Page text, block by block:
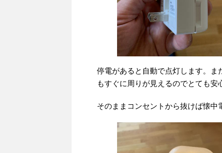
停電があると自動で点灯します。
もすぐに周りが見えるのでとても安
そのままコンセントから抜けば懐中